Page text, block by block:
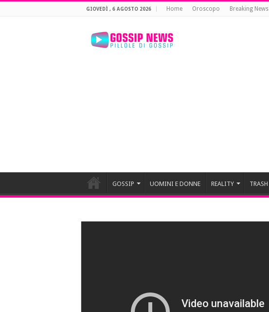
GIOVEDÌ , 6 AGOSTO 2026 Home Oroscopo Breaking News
GOSSIP UOMINI E DONNE REALITY TRASH